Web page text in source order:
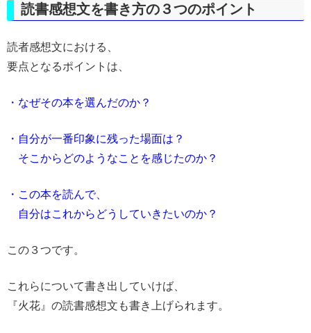
読書感想文を書き方の３つのポイント
読者感想文における、
要点となるポイントは、
・なぜその本を選んだのか？
・自分が一番印象に残った場面は？
そこからどのようなことを感じたのか？
・この本を読んで、
自分はこれからどうしていきたいのか？
この３つです。
これらについて書き出していけば、
『火花』の読書感想文も書き上げられます。